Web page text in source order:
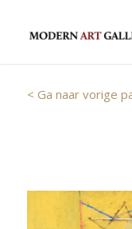
< Ga naar vorige